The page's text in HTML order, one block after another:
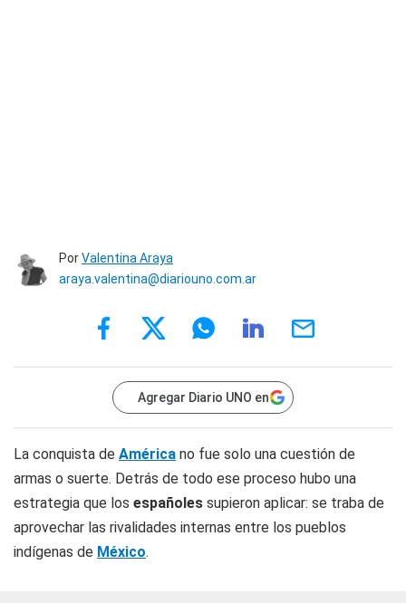
PorValentina Araya
araya.valentina@diariouno.com.ar
Agregar Diario UNO en
La conquista de América no fue solo una cuestión de
armas o suerte. Detrás de todo ese proceso hubo una
estrategia que los españoles supieron aplicar: se traba de
aprovechar las rivalidades internas entre los pueblos
indígenas de México.